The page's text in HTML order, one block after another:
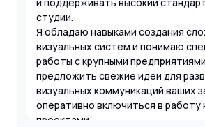
студии.
Я обладаю навыками создания
визуальных систем и понимаю
работы с крупными
предложить свежие идеи для
визуальных коммуникаций ваших
оперативно включиться в работу
проектами.